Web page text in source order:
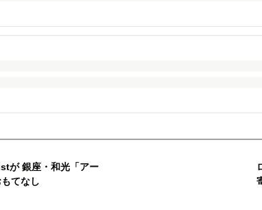
が 銀座・和光「アー
てなし